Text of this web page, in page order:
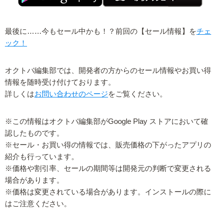
最後に……今もセール中かも！？前回の【セール情報】をチェ
ック！
オクトバ編集部では、開発者の方からのセール情報やお買い得
情報を随時受け付けております。
詳しくはお問い合わせのページをご覧ください。
※この情報はオクトバ編集部がGoogle Play ストアにおいて確
認したものです。
※セール・お買い得の情報では、販売価格の下がったアプリの
紹介も行っています。
※価格や割引率、セールの期間等は開発元の判断で変更される
場合があります。
※価格は変更されている場合があります。インストールの際に
はご注意ください。